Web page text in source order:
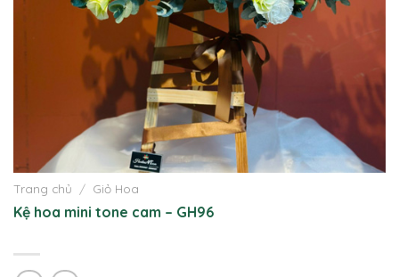
Trang chủ / Giỏ Hoa
Kệ hoa mini tone cam – GH96